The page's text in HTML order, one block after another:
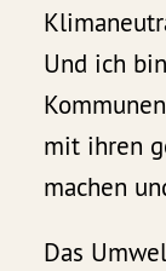
Und ich
mit ihren
machen
Das